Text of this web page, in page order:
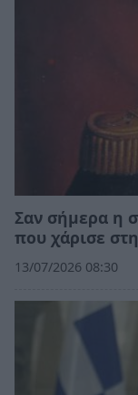
Σαν σήμερα η
που χάρισε
13/07/2026 08:30